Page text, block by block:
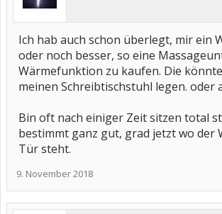
Ich hab auch schon überlegt, mir ein
oder noch besser, so eine
Wärmefunktion zu kaufen. Die
meinen Schreibtischstuhl legen. oder
Bin oft nach einiger Zeit sitzen total
bestimmt ganz gut, grad jetzt wo der
Tür steht.
9. November 2018